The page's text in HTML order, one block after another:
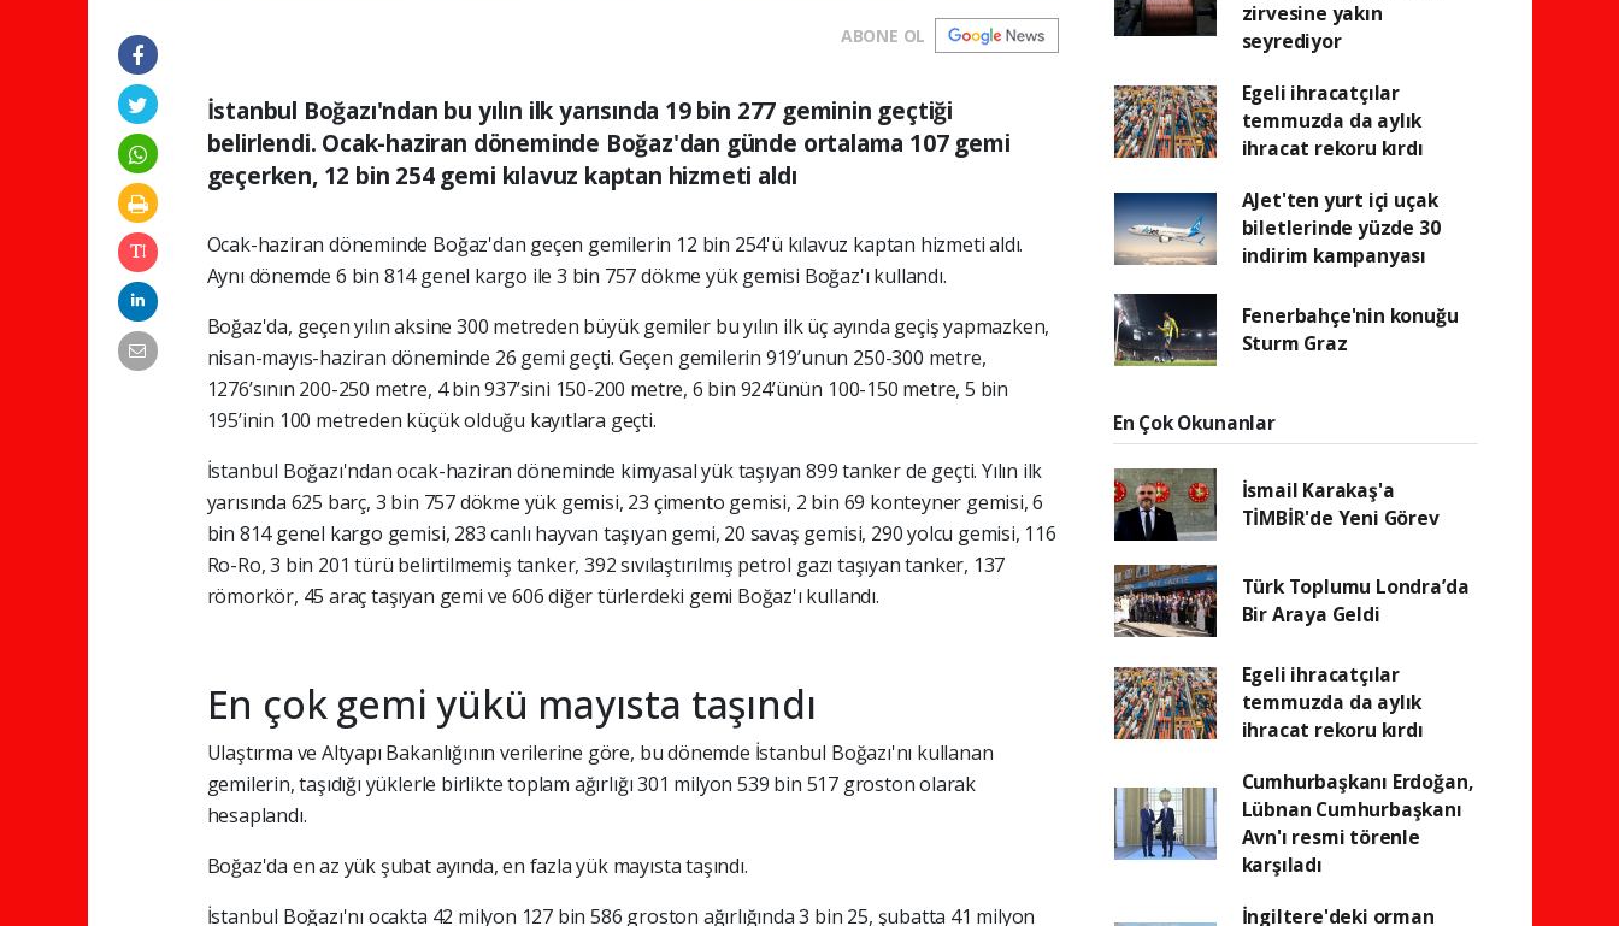
ABONE OL
İstanbul Boğazı'ndan bu yılın ilk yarısında 19 bin 277 geminin geçtiği
belirlendi. Ocak-haziran döneminde Boğaz'dan günde ortalama 107 gemi
geçerken, 12 bin 254 gemi kılavuz kaptan hizmeti aldı
Ocak-haziran döneminde Boğaz'dan geçen gemilerin 12 bin 254'ü kılavuz kaptan hizmeti aldı.
Aynı dönemde 6 bin 814 genel kargo ile 3 bin 757 dökme yük gemisi Boğaz'ı kullandı.
Boğaz'da, geçen yılın aksine 300 metreden büyük gemiler bu yılın ilk üç ayında geçiş yapmazken,
nisan-mayıs-haziran döneminde 26 gemi geçti. Geçen gemilerin 919’unun 250-300 metre,
1276’sının 200-250 metre, 4 bin 937’sini 150-200 metre, 6 bin 924’ünün 100-150 metre, 5 bin
195’inin 100 metreden küçük olduğu kayıtlara geçti.
İstanbul Boğazı'ndan ocak-haziran döneminde kimyasal yük taşıyan 899 tanker de geçti. Yılın ilk
yarısında 625 barç, 3 bin 757 dökme yük gemisi, 23 çimento gemisi, 2 bin 69 konteyner gemisi, 6
bin 814 genel kargo gemisi, 283 canlı hayvan taşıyan gemi, 20 savaş gemisi, 290 yolcu gemisi, 116
Ro-Ro, 3 bin 201 türü belirtilmemiş tanker, 392 sıvılaştırılmış petrol gazı taşıyan tanker, 137
römorkör, 45 araç taşıyan gemi ve 606 diğer türlerdeki gemi Boğaz'ı kullandı.
En çok gemi yükü mayısta taşındı
Ulaştırma ve Altyapı Bakanlığının verilerine göre, bu dönemde İstanbul Boğazı'nı kullanan
gemilerin, taşıdığı yüklerle birlikte toplam ağırlığı 301 milyon 539 bin 517 groston olarak
hesaplandı.
Boğaz'da en az yük şubat ayında, en fazla yük mayısta taşındı.
İstanbul Boğazı'nı ocakta 42 milyon 127 bin 586 groston ağırlığında 3 bin 25, şubatta 41 milyon
zirvesine yakın
seyrediyor
Egeli ihracatçılar
temmuzda da aylık
ihracat rekoru kırdı
AJet'ten yurt içi uçak
biletlerinde yüzde 30
indirim kampanyası
Fenerbahçe'nin konuğu
Sturm Graz
En Çok Okunanlar
İsmail Karakaş'a
TİMBİR'de Yeni Görev
Türk Toplumu Londra’da
Bir Araya Geldi
Egeli ihracatçılar
temmuzda da aylık
ihracat rekoru kırdı
Cumhurbaşkanı Erdoğan,
Lübnan Cumhurbaşkanı
Avn'ı resmi törenle
karşıladı
İngiltere'deki orman